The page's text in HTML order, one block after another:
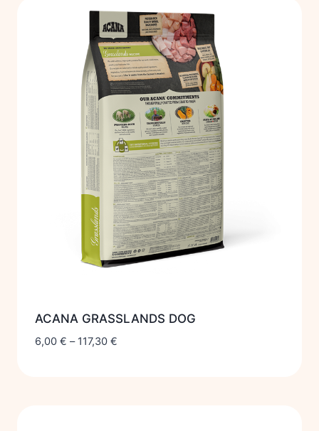
ACANA GRASSLANDS DOG
6,00 € – 117,30 €